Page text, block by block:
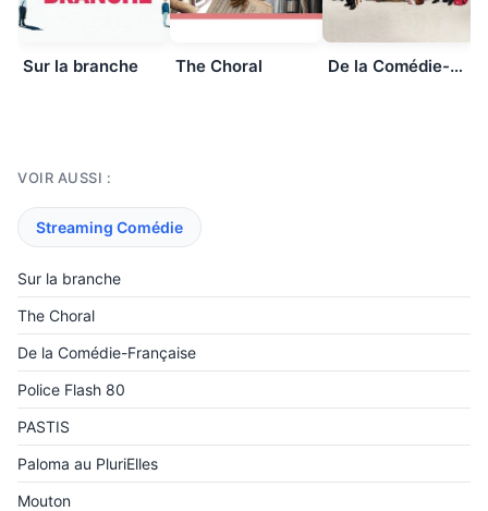
Sur la branche The Choral De la Comédie-Française
VOIR AUSSI :
Streaming Comédie
Sur la branche
The Choral
De la Comédie-Française
Police Flash 80
PASTIS
Paloma au PluriElles
Mouton